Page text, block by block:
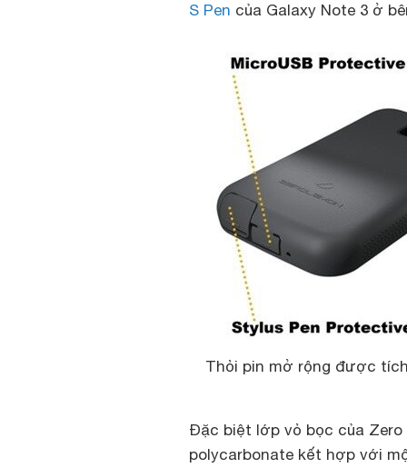
S Pen của Galaxy Note 3 ở
Thỏi pin mở rộng được
Đặc biệt lớp vỏ bọc của
polycarbonate kết hợp với